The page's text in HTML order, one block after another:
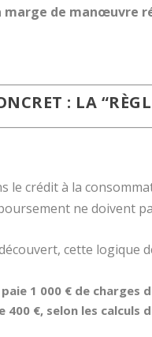
marge de manœuvre
: LA
le crédit à la
ne doivent
cette logique
1 000 € de
400 €, selon les calculs